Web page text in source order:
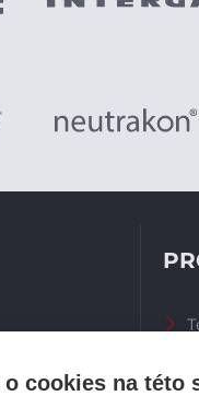
o cookies na této